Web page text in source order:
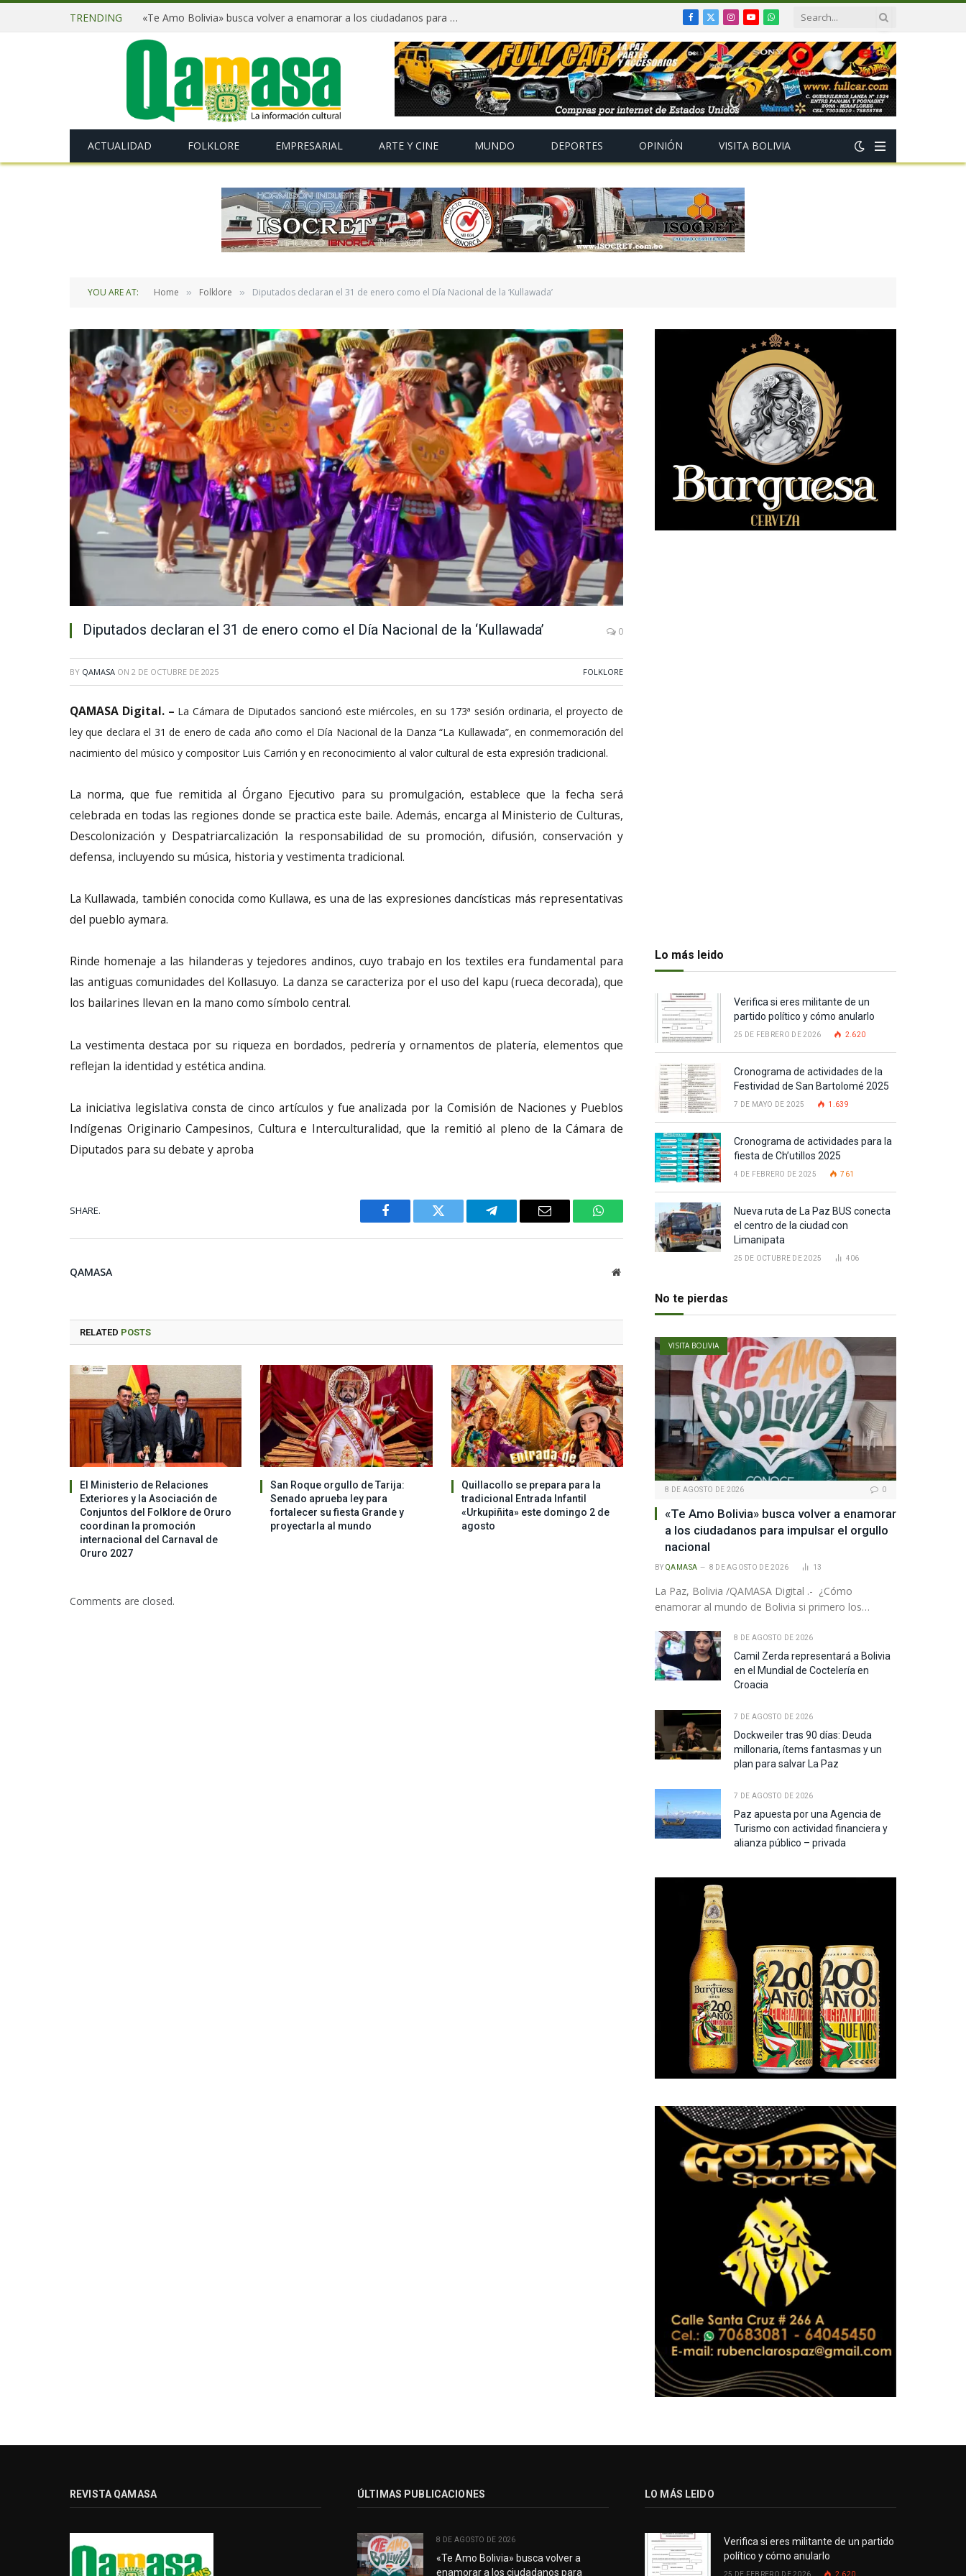
TRENDING «Te Amo Bolivia» busca volver a enamorar a los ciudadanos para impulsar el orgullo nacional Facebook
X
(Twitter)
Instagram
YouTubeWhatsApp
ACTUALIDAD FOLKLORE EMPRESARIAL ARTE Y CINE MUNDO DEPORTES OPINIÓN VISITA BOLIVIA
YOU ARE AT: Home » Folklore » Diputados declaran el 31 de enero como el Día Nacional de la ‘Kullawada’
Diputados declaran el 31 de enero como el Día Nacional de la ‘Kullawada’ 0
BY QAMASA ON 2 DE OCTUBRE DE 2025 FOLKLORE
QAMASA Digital. – La Cámara de Diputados sancionó este miércoles, en su 173ª sesión ordinaria, el proyecto de
ley que declara el 31 de enero de cada año como el Día Nacional de la Danza “La Kullawada”, en conmemoración del
nacimiento del músico y compositor Luis Carrión y en reconocimiento al valor cultural de esta expresión tradicional.
La norma, que fue remitida al Órgano Ejecutivo para su promulgación, establece que la fecha será
celebrada en todas las regiones donde se practica este baile. Además, encarga al Ministerio de Culturas,
Descolonización y Despatriarcalización la responsabilidad de su promoción, difusión, conservación y
defensa, incluyendo su música, historia y vestimenta tradicional.
La Kullawada, también conocida como Kullawa, es una de las expresiones dancísticas más representativas
del pueblo aymara.
Rinde homenaje a las hilanderas y tejedores andinos, cuyo trabajo en los textiles era fundamental para
las antiguas comunidades del Kollasuyo. La danza se caracteriza por el uso del kapu (rueca decorada), que
los bailarines llevan en la mano como símbolo central.
La vestimenta destaca por su riqueza en bordados, pedrería y ornamentos de platería, elementos que
reflejan la identidad y estética andina.
La iniciativa legislativa consta de cinco artículos y fue analizada por la Comisión de Naciones y Pueblos
Indígenas Originario Campesinos, Cultura e Interculturalidad, que la remitió al pleno de la Cámara de
Diputados para su debate y aproba
SHARE.
Facebook Twitter Telegram Email WhatsApp
QAMASA Website
RELATED POSTS
El Ministerio de Relaciones
Exteriores y la Asociación de
Conjuntos del Folklore de Oruro
coordinan la promoción
internacional del Carnaval de
Oruro 2027
San Roque orgullo de Tarija:
Senado aprueba ley para
fortalecer su fiesta Grande y
proyectarla al mundo
Quillacollo se prepara para la
tradicional Entrada Infantil
«Urkupiñita» este domingo 2 de
agosto
Comments are closed.
Lo más leido
Verifica si eres militante de un
partido político y cómo anularlo
25 DE FEBRERO DE 2026 2.620
Cronograma de actividades de la
Festividad de San Bartolomé 2025
7 DE MAYO DE 2025 1.639
Cronograma de actividades para la
fiesta de Ch’utillos 2025
4 DE FEBRERO DE 2025 761
Nueva ruta de La Paz BUS conecta
el centro de la ciudad con
Limanipata
25 DE OCTUBRE DE 2025 406
No te pierdas
VISITA BOLIVIA
8 DE AGOSTO DE 2026 0
«Te Amo Bolivia» busca volver a enamorar
a los ciudadanos para impulsar el orgullo
nacional
BY QAMASA 8 DE AGOSTO DE 2026 13
La Paz, Bolivia /QAMASA Digital .- ¿Cómo
enamorar al mundo de Bolivia si primero los…
8 DE AGOSTO DE 2026
Camil Zerda representará a Bolivia
en el Mundial de Coctelería en
Croacia
7 DE AGOSTO DE 2026
Dockweiler tras 90 días: Deuda
millonaria, ítems fantasmas y un
plan para salvar La Paz
7 DE AGOSTO DE 2026
Paz apuesta por una Agencia de
Turismo con actividad financiera y
alianza público – privada
REVISTA QAMASA ÚLTIMAS PUBLICACIONES
8 DE AGOSTO DE 2026
«Te Amo Bolivia» busca volver a
enamorar a los ciudadanos para
LO MÁS LEIDO
Verifica si eres militante de un partido
político y cómo anularlo
25 DE FEBRERO DE 2026 2.620